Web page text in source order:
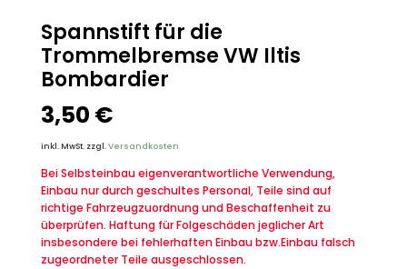
Spannstift für die
Trommelbremse VW Iltis
Bombardier
3,50 €
inkl. MwSt. zzgl.Versandkosten
Bei Selbsteinbau eigenverantwortliche Verwendung,
Einbau nur durch geschultes Personal, Teile sind auf
richtige Fahrzeugzuordnung und Beschaffenheit zu
überprüfen. Haftung für Folgeschäden jeglicher Art
insbesondere bei fehlerhaften Einbau bzw.Einbau falsch
zugeordneter Teile ausgeschlossen.